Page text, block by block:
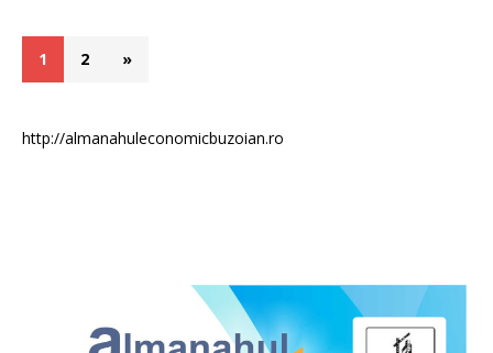
1 2 »
http://almanahuleconomicbuzoian.ro